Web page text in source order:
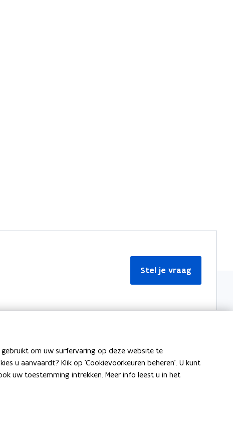
Stel je vraag
Meer informatie
Over Team Taaladvies
om uw surfervaring op deze website te
u aanvaardt? Klik op 'Cookievoorkeuren beheren'. U kunt
uw toestemming intrekken. Meer info leest u in het